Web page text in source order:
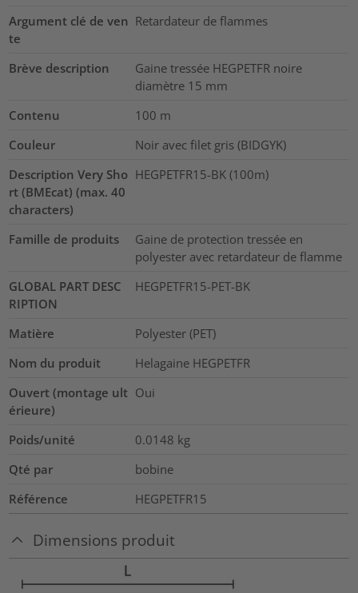
Argument clé de ven
te
Retardateur de flammes
Brève description
Gaine tressée HEGPETFR noire
diamètre 15 mm
Contenu
100 m
Couleur
Noir avec filet gris (BIDGYK)
Description Very Sho
rt (BMEcat) (max. 40
characters)
HEGPETFR15-BK (100m)
Famille de produits
Gaine de protection tressée en
polyester avec retardateur de flamme
GLOBAL PART DESC
RIPTION
HEGPETFR15-PET-BK
Matière
Polyester (PET)
Nom du produit
Helagaine HEGPETFR
Ouvert (montage ult
érieure)
Oui
Poids/unité 0.0148 kg
Qté par
bobine
Référence
HEGPETFR15
Dimensions produit